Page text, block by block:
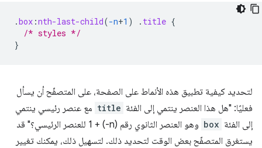
.box :nth-last-child(-n+1 ) . title {
/* styles */
}
لتحديد كيفية تطبيق هذه الأنماط على الصفحة، على المتصفّح أن يسأل
فعليًا: "هل هذا العنصر ينتمي إلى الفئة title مع عنصر رئيسي ينتمي
إلى الفئة box
وهو العنصر الثانوي رقم (n-) + 1 للعنصر الرئيسي؟" قد
يستغرق المتصفّح بعض الوقت لتحديد ذلك. لتسهيل ذلك، يمكنك تغيير